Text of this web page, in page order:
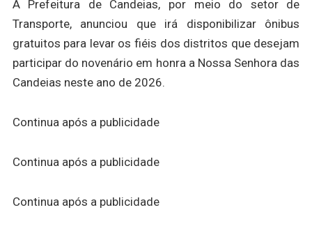
A Prefeitura de Candeias, por meio do setor de
Transporte, anunciou que irá disponibilizar ônibus
gratuitos para levar os fiéis dos distritos que desejam
participar do novenário em honra a Nossa Senhora das
Candeias neste ano de 2026.
Continua após a publicidade
Continua após a publicidade
Continua após a publicidade